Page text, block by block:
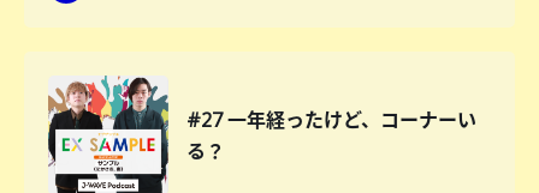
#27 一年経ったけど、コーナーい
る？